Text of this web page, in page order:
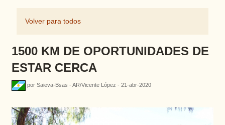
Volver para todos
1500 KM DE OPORTUNIDADES DE
ESTAR CERCA
por Saieva-Bsas - AR/Vicente López - 21-abr-2020